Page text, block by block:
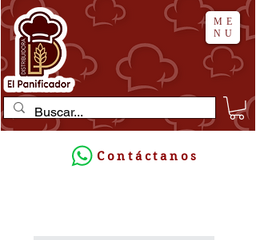
ME
NU
Contáctanos